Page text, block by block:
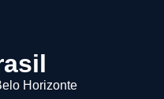
Horizonte